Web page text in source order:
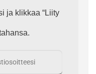
ja klikkaa “Liity